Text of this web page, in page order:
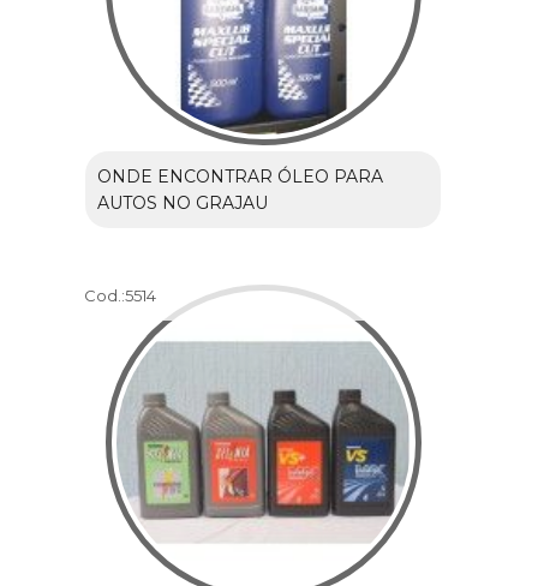
ONDE ENCONTRAR ÓLEO PARA
AUTOS NO GRAJAU
Cod.:5514